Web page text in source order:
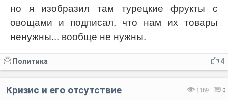
но я изобразил там турецкие фрукты с
овощами и подписал, что нам их товары
ненужны... вообще не нужны.
4
Политика
1169 0
Кризис и его отсутствие